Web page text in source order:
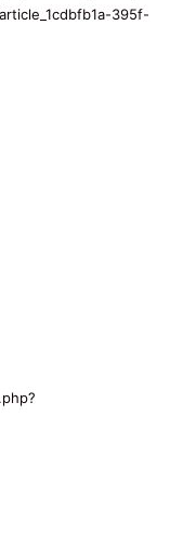
395f-